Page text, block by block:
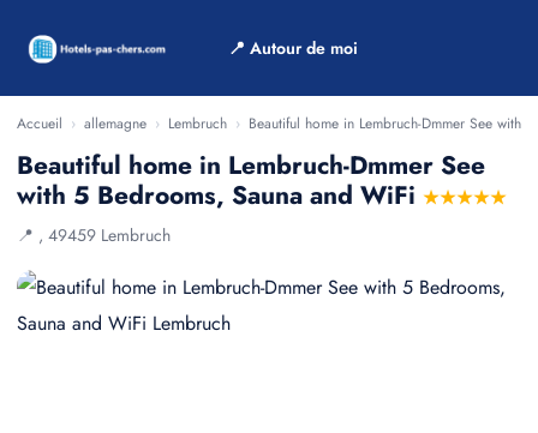
📍 Autour de moi
Accueil › allemagne › Lembruch › Beautiful home in Lembruch-Dmmer See with
Beautiful home in Lembruch-Dmmer See
with 5 Bedrooms, Sauna and WiFi ★★★★★
📍 , 49459 Lembruch